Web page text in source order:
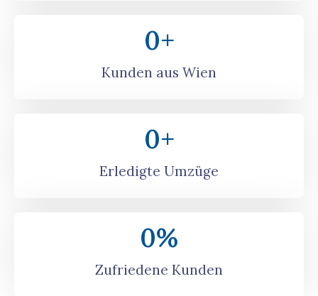
Kunden aus Wien
0+
Erledigte Umzüge
0+
Zufriedene Kunden
0%